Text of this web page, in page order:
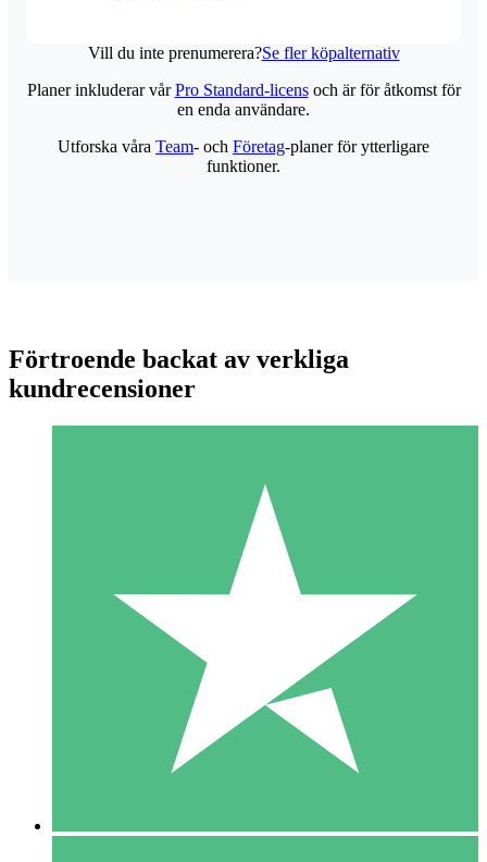
Vill du inte prenumerera?Se fler köpalternativ
Individuella Kreditpaket
Betala per användning med nedladdningskrediter. Inget
1 Nedladdningar
10 00
Planer inkluderar vårPro Standard-licensoch är för åtkomst för
en enda användare.
Utforska våra Team- och Företag-planer för ytterligare
funktioner.
Förtroende backat av verkliga
kundrecensioner